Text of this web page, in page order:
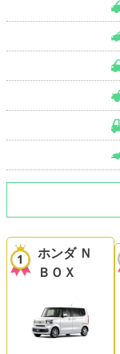
ホンダ Ｎ
ＢＯＸ